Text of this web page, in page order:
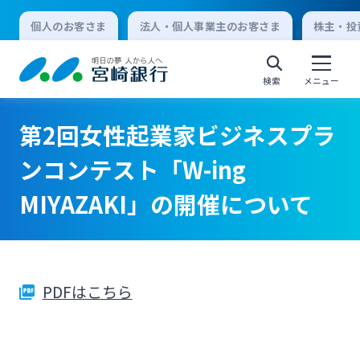
個人のお客さま 法人・個人事業主のお客さま 株主・
検索 メニュー
個人向けインターネットバンキング
ログオン
第2回女性起業家ビジネスプラ
ンコンテスト「W-ing
MIYAZAKI」の開催について
PDFはこちら